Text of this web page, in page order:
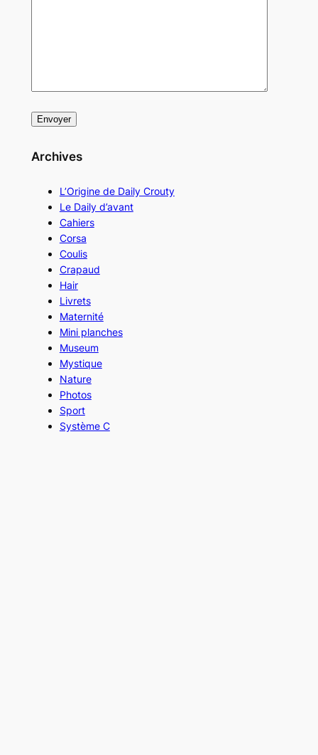
Archives
L’Origine de Daily Crouty
Le Daily d’avant
Cahiers
Corsa
Coulis
Crapaud
Hair
Livrets
Maternité
Mini planches
Museum
Mystique
Nature
Photos
Sport
Système C